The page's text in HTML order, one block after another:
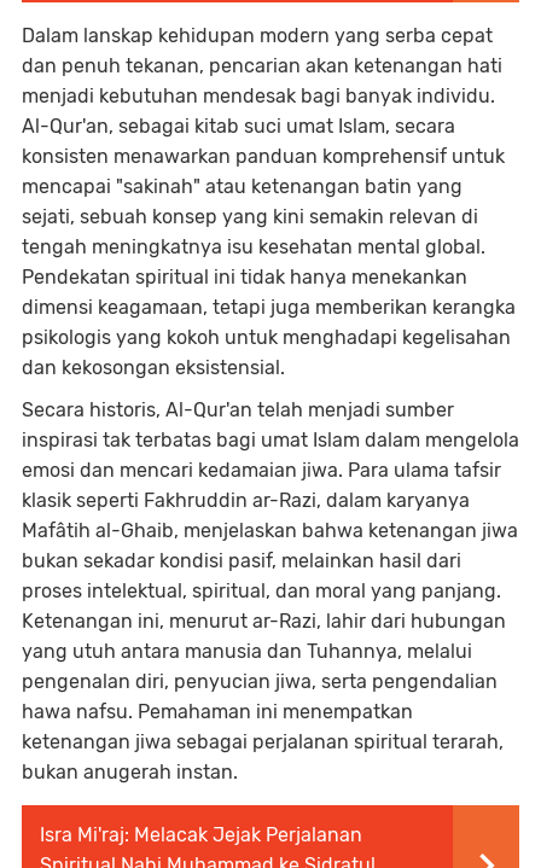
Dalam lanskap kehidupan modern yang serba cepat
dan penuh tekanan, pencarian akan ketenangan hati
menjadi kebutuhan mendesak bagi banyak individu.
Al-Qur'an, sebagai kitab suci umat Islam, secara
konsisten menawarkan panduan komprehensif untuk
mencapai "sakinah" atau ketenangan batin yang
sejati, sebuah konsep yang kini semakin relevan di
tengah meningkatnya isu kesehatan mental global.
Pendekatan spiritual ini tidak hanya menekankan
dimensi keagamaan, tetapi juga memberikan kerangka
psikologis yang kokoh untuk menghadapi kegelisahan
dan kekosongan eksistensial.
Secara historis, Al-Qur'an telah menjadi sumber
inspirasi tak terbatas bagi umat Islam dalam mengelola
emosi dan mencari kedamaian jiwa. Para ulama tafsir
klasik seperti Fakhruddin ar-Razi, dalam karyanya
Mafâtih al-Ghaib, menjelaskan bahwa ketenangan jiwa
bukan sekadar kondisi pasif, melainkan hasil dari
proses intelektual, spiritual, dan moral yang panjang.
Ketenangan ini, menurut ar-Razi, lahir dari hubungan
yang utuh antara manusia dan Tuhannya, melalui
pengenalan diri, penyucian jiwa, serta pengendalian
hawa nafsu. Pemahaman ini menempatkan
ketenangan jiwa sebagai perjalanan spiritual terarah,
bukan anugerah instan.
Isra Mi'raj: Melacak Jejak Perjalanan